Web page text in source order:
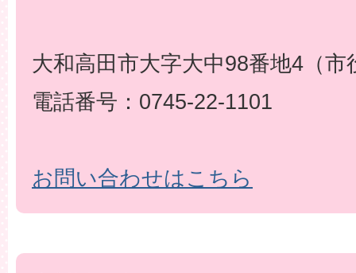
大和高田市大字大中98番地4（市
電話番号：0745-22-1101
お問い合わせはこちら